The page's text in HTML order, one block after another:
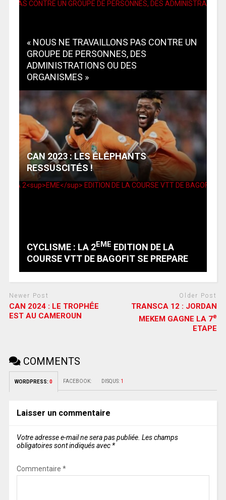
« NOUS NE TRAVAILLONS PAS CONTRE UN
GROUPE DE PERSONNES, DES
ADMINISTRATIONS OU DES
ORGANISMES »
CAN 2023 : LES ḖLḖPHANTS
RESSUSCITḖS !
CYCLISME : LA 2EME EDITION DE LA
COURSE VTT DE BAGOFIT SE PREPARE
Newer Post
CAN 2024 : LE TROPHḖE
EST AU CAMEROUN
Older Post
TRANSCA 12 : JORDAN
MEKEM GAGNE LA 7e
ETAPE
COMMENTS
WORDPRESS: 0 FACEBOOK: DISQUS: 1
Laisser un commentaire
Votre adresse e-mail ne sera pas publiée. Les champs
obligatoires sont indiqués avec *
Commentaire *